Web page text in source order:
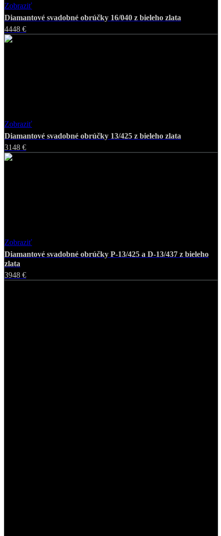
Zobraziť
Diamantové svadobné obrúčky 16/040 z bieleho zlata
4448 €
Zobraziť
Diamantové svadobné obrúčky 13/425 z bieleho zlata
3148 €
Zobraziť
Diamantové svadobné obrúčky P-13/425 a D-13/437 z bieleho
zlata
3948 €